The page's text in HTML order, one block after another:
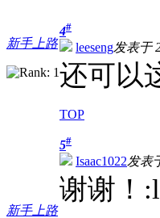
新手上路
4#
leeseng发表于
还可以
TOP
新手上路
5#
Isaac1022发表
谢谢！